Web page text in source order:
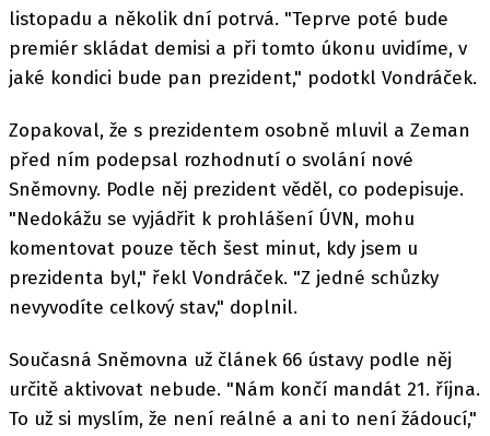
listopadu a několik dní potrvá. "Teprve poté bude
premiér skládat demisi a při tomto úkonu uvidíme, v
jaké kondici bude pan prezident," podotkl Vondráček.
Zopakoval, že s prezidentem osobně mluvil a Zeman
před ním podepsal rozhodnutí o svolání nové
Sněmovny. Podle něj prezident věděl, co podepisuje.
"Nedokážu se vyjádřit k prohlášení ÚVN, mohu
komentovat pouze těch šest minut, kdy jsem u
prezidenta byl," řekl Vondráček. "Z jedné schůzky
nevyvodíte celkový stav," doplnil.
Současná Sněmovna už článek 66 ústavy podle něj
určitě aktivovat nebude. "Nám končí mandát 21. října.
To už si myslím, že není reálné a ani to není žádoucí,"